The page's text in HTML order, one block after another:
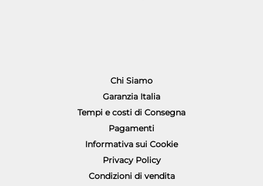
Chi Siamo
Garanzia Italia
Tempi e costi di Consegna
Pagamenti
Informativa sui Cookie
Privacy Policy
Condizioni di vendita